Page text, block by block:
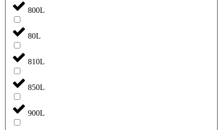
800L
80L
810L
850L
900L